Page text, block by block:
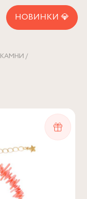
НОВИНКИ 💎
КАМНИ